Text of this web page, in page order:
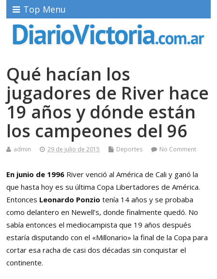
Top Menu
Qué hacían los
jugadores de River hace
19 años y dónde están
los campeones del 96
admin 29 de julio de 2015 Deportes No Comment
En junio de 1996 River venció al América de Cali y ganó la
que hasta hoy es su última Copa Libertadores de América.
Entonces Leonardo Ponziotenía 14 años y se probaba
como delantero en Newell’s, donde finalmente quedó. No
sabía entonces el mediocampista que 19 años después
estaría disputando con el «Millonario» la final de la Copa para
cortar esa racha de casi dos décadas sin conquistar el
continente.